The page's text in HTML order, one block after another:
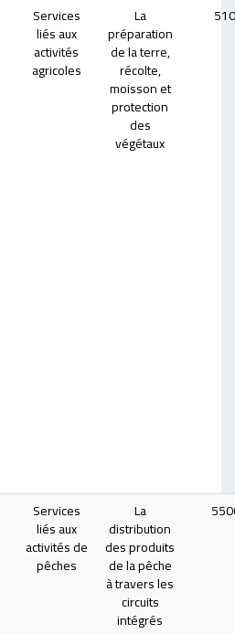
La
préparation
de la terre,
récolte,
moisson et
protection
des
végétaux
Services
liés aux
activités
agricoles
La
distribution
des produits
de la pêche
à travers les
circuits
intégrés
Services
liés aux
activités de
pêches